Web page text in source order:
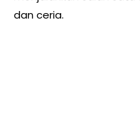
dan ceria.